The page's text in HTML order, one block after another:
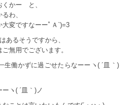
くかー と、
わ、
大変ですなーーﾟＡ`)=3
あるそうですから、
無用でございます。
生働かずに過ごせたらなーーヽ( ´皿｀)
ヽ( ´皿｀)ノ